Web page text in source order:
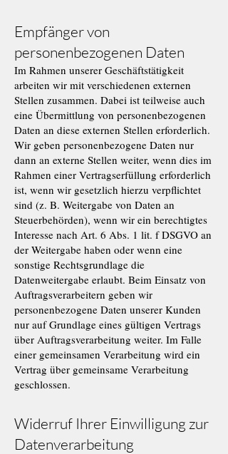
Empfänger von
personenbezogenen Daten
Im Rahmen unserer Geschäftstätigkeit
arbeiten wir mit verschiedenen externen
Stellen zusammen. Dabei ist teilweise auch
eine Übermittlung von personenbezogenen
Daten an diese externen Stellen erforderlich.
Wir geben personenbezogene Daten nur
dann an externe Stellen weiter, wenn dies im
Rahmen einer Vertragserfüllung erforderlich
ist, wenn wir gesetzlich hierzu verpflichtet
sind (z. B. Weitergabe von Daten an
Steuerbehörden), wenn wir ein berechtigtes
Interesse nach Art. 6 Abs. 1 lit. f DSGVO an
der Weitergabe haben oder wenn eine
sonstige Rechtsgrundlage die
Datenweitergabe erlaubt. Beim Einsatz von
Auftragsverarbeitern geben wir
personenbezogene Daten unserer Kunden
nur auf Grundlage eines gültigen Vertrags
über Auftragsverarbeitung weiter. Im Falle
einer gemeinsamen Verarbeitung wird ein
Vertrag über gemeinsame Verarbeitung
geschlossen.
Widerruf Ihrer Einwilligung zur
Datenverarbeitung